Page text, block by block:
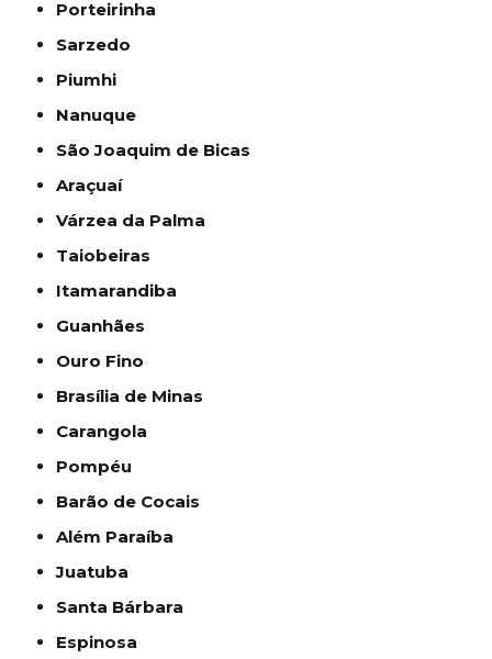
Porteirinha
Sarzedo
Piumhi
Nanuque
São Joaquim de Bicas
Araçuaí
Várzea da Palma
Taiobeiras
Itamarandiba
Guanhães
Ouro Fino
Brasília de Minas
Carangola
Pompéu
Barão de Cocais
Além Paraíba
Juatuba
Santa Bárbara
Espinosa